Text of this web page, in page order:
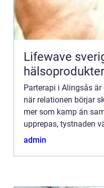
Lifewave sverige
Parterapi i Alingsås
när relationen börjar
mer som kamp än
upprepas, tystnaden
admin